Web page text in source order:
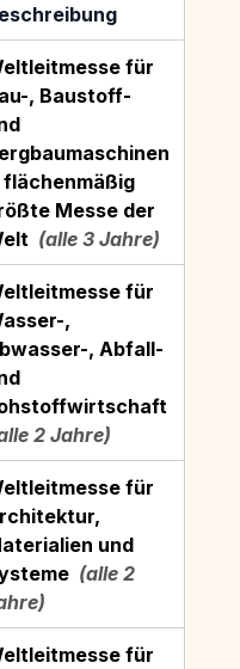
für
, Baustoff-
flächenmäßig
Messe der
(alle 3 Jahre)
für
,
, Abfall-
2 Jahre)
für
und
(alle 2
für